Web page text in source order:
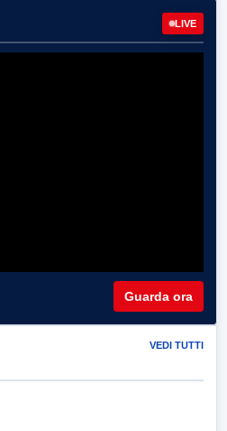
LIVE
Guarda ora
VEDI TUTTI